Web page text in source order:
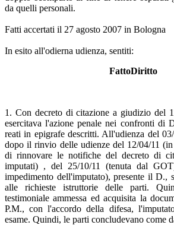
da quelli personali.
Fatti accertati il 27 agosto 2007 in Bologna
In esito all'odierna udienza, sentiti:
FattoDiritto
1. Con decreto di citazione a giudizio del
esercitava l'azione penale nei confronti di
reati in epigrafe descritti. All'udienza del
dopo il rinvio delle udienze del 12/04/11 (in
di rinnovare le notifiche del decreto di
imputati) , del 25/10/11 (tenuta dal
impedimento dell'imputato), presente il D.,
alle richieste istruttorie delle parti.
testimoniale ammessa ed acquisita la
P.M., con l'accordo della difesa,
esame. Quindi, le parti concludevano come